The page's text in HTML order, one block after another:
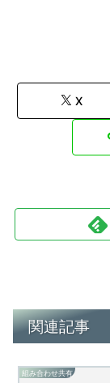
X
関連記事
組み合わせ共有